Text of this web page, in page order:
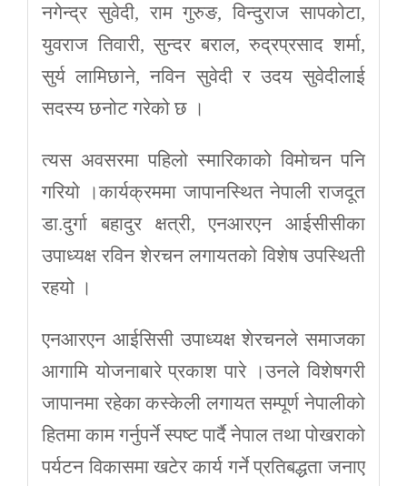
नगेन्द्र सुवेदी, राम गुरुङ, विन्दुराज सापकोटा,
युवराज तिवारी, सुन्दर बराल, रुद्रप्रसाद शर्मा,
सुर्य लामिछाने, नविन सुवेदी र उदय सुवेदीलाई
सदस्य छनोट गरेको छ ।
त्यस अवसरमा पहिलो स्मारिकाको विमोचन पनि
गरियो ।कार्यक्रममा जापानस्थित नेपाली राजदूत
डा.दुर्गा बहादुर क्षत्री, एनआरएन आईसीसीका
उपाध्यक्ष रविन शेरचन लगायतको विशेष उपस्थिती
रहयो ।
एनआरएन आईसिसी उपाध्यक्ष शेरचनले समाजका
आगामि योजनाबारे प्रकाश पारे ।उनले विशेषगरी
जापानमा रहेका कस्केली लगायत सम्पूर्ण नेपालीको
हितमा काम गर्नुपर्ने स्पष्ट पार्दै नेपाल तथा पोखराको
पर्यटन विकासमा खटेर कार्य गर्ने प्रतिबद्धता जनाए